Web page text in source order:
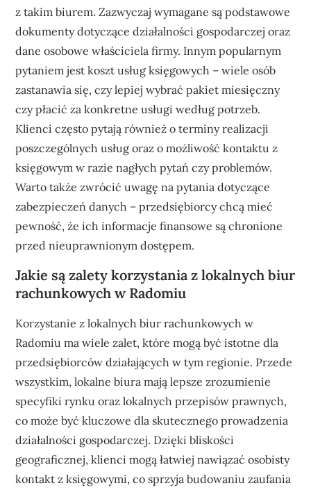
z takim biurem. Zazwyczaj wymagane są podstawowe
dokumenty dotyczące działalności gospodarczej oraz
dane osobowe właściciela firmy. Innym popularnym
pytaniem jest koszt usług księgowych – wiele osób
zastanawia się, czy lepiej wybrać pakiet miesięczny
czy płacić za konkretne usługi według potrzeb.
Klienci często pytają również o terminy realizacji
poszczególnych usług oraz o możliwość kontaktu z
księgowym w razie nagłych pytań czy problemów.
Warto także zwrócić uwagę na pytania dotyczące
zabezpieczeń danych – przedsiębiorcy chcą mieć
pewność, że ich informacje finansowe są chronione
przed nieuprawnionym dostępem.
Jakie są zalety korzystania z lokalnych biur
rachunkowych w Radomiu
Korzystanie z lokalnych biur rachunkowych w
Radomiu ma wiele zalet, które mogą być istotne dla
przedsiębiorców działających w tym regionie. Przede
wszystkim, lokalne biura mają lepsze zrozumienie
specyfiki rynku oraz lokalnych przepisów prawnych,
co może być kluczowe dla skutecznego prowadzenia
działalności gospodarczej. Dzięki bliskości
geograficznej, klienci mogą łatwiej nawiązać osobisty
kontakt z księgowymi, co sprzyja budowaniu zaufania